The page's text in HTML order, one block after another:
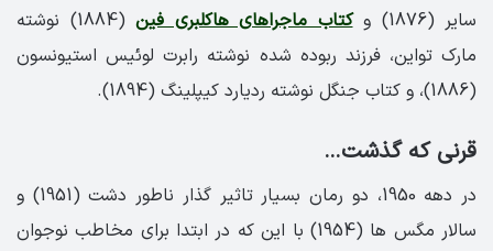
سایر (1876) و
کتاب ماجراهای هاکلبری فین
(1884) نوشته
مارک تواین، فرزند ربوده شده نوشته رابرت لوئیس استیونسون
(1886)، و کتاب جنگل نوشته ردیارد کیپلینگ (1894).
قرنی که گذشت…
در دهه 1950، دو رمان بسیار تاثیر گذار ناطور دشت (1951) و
سالار مگس ها (1954) با این که در ابتدا برای مخاطب نوجوان